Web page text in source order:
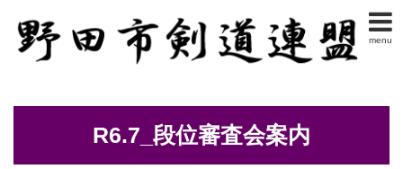
menu
R6.7_段位審査会案内